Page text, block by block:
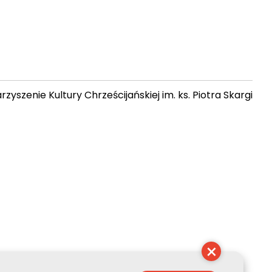
Kultury Chrześcijańskiej im. ks. Piotra Skargi
×